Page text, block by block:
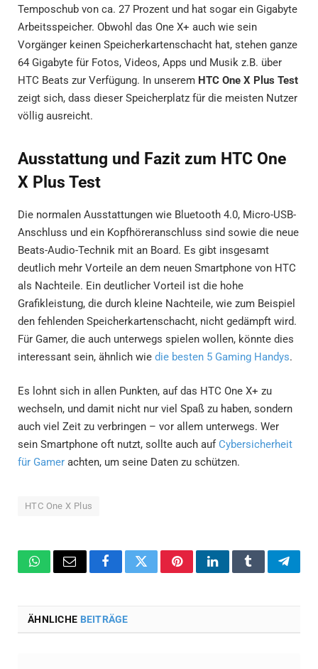
Temposchub von ca. 27 Prozent und hat sogar ein Gigabyte
Arbeitsspeicher. Obwohl das One X+ auch wie sein
Vorgänger keinen Speicherkartenschacht hat, stehen ganze
64 Gigabyte für Fotos, Videos, Apps und Musik z.B. über
HTC Beats zur Verfügung. In unserem HTC One X Plus Test
zeigt sich, dass dieser Speicherplatz für die meisten Nutzer
völlig ausreicht.
Ausstattung und Fazit zum HTC One
X Plus Test
Die normalen Ausstattungen wie Bluetooth 4.0, Micro-USB-
Anschluss und ein Kopfhöreranschluss sind sowie die neue
Beats-Audio-Technik mit an Board. Es gibt insgesamt
deutlich mehr Vorteile an dem neuen Smartphone von HTC
als Nachteile. Ein deutlicher Vorteil ist die hohe
Grafikleistung, die durch kleine Nachteile, wie zum Beispiel
den fehlenden Speicherkartenschacht, nicht gedämpft wird.
Für Gamer, die auch unterwegs spielen wollen, könnte dies
interessant sein, ähnlich wie die besten 5 Gaming Handys.
Es lohnt sich in allen Punkten, auf das HTC One X+ zu
wechseln, und damit nicht nur viel Spaß zu haben, sondern
auch viel Zeit zu verbringen – vor allem unterwegs. Wer
sein Smartphone oft nutzt, sollte auch auf Cybersicherheit
für Gamer achten, um seine Daten zu schützen.
HTC One X Plus
WhatsApp
Email FacebookTwitterPinterestLinkedInTumblr
ÄHNLICHE BEITRÄGE